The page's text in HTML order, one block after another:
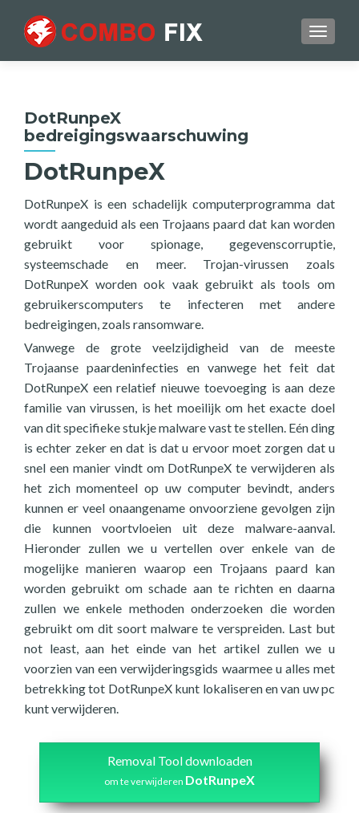
DotRunpeX
bedreigingswaarschuwing
DotRunpeX
DotRunpeX is een schadelijk computerprogramma dat
wordt aangeduid als een Trojaans paard dat kan worden
gebruikt voor spionage, gegevenscorruptie,
systeemschade en meer. Trojan-virussen zoals
DotRunpeX worden ook vaak gebruikt als tools om
gebruikerscomputers te infecteren met andere
bedreigingen, zoals ransomware.
Vanwege de grote veelzijdigheid van de meeste
Trojaanse paardeninfecties en vanwege het feit dat
DotRunpeX een relatief nieuwe toevoeging is aan deze
familie van virussen, is het moeilijk om het exacte doel
van dit specifieke stukje malware vast te stellen. Eén ding
is echter zeker en dat is dat u ervoor moet zorgen dat u
snel een manier vindt om DotRunpeX te verwijderen als
het zich momenteel op uw computer bevindt, anders
kunnen er veel onaangename onvoorziene gevolgen zijn
die kunnen voortvloeien uit deze malware-aanval.
Hieronder zullen we u vertellen over enkele van de
mogelijke manieren waarop een Trojaans paard kan
worden gebruikt om schade aan te richten en daarna
zullen we enkele methoden onderzoeken die worden
gebruikt om dit soort malware te verspreiden. Last but
not least, aan het einde van het artikel zullen we u
voorzien van een verwijderingsgids waarmee u alles met
betrekking tot DotRunpeX kunt lokaliseren en van uw pc
kunt verwijderen.
Removal Tool downloaden
om te verwijderen DotRunpeX